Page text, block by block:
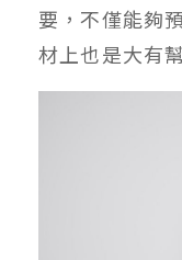
要，不僅能夠
材上也是大有